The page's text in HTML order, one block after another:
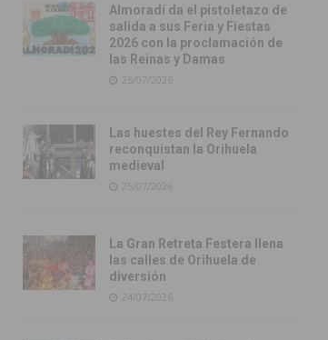
Almoradí da el pistoletazo de
salida a sus Feria y Fiestas
2026 con la proclamación de
las Reinas y Damas
25/07/2026
Las huestes del Rey Fernando
reconquistan la Orihuela
medieval
25/07/2026
La Gran Retreta Festera llena
las calles de Orihuela de
diversión
24/07/2026